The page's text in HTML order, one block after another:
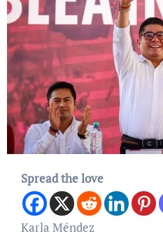
Spread the love
Karla Méndez